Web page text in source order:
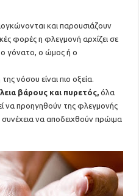
και παρουσιάζουν
φορές η φλεγμονή αρχίζει σε
γόνατο, ο ώμος ή ο
νόσου είναι πιο οξεία.
βάρους και πυρετός, όλα
να προηγηθούν της φλεγμονής
να αποδειχθούν πρώιμα